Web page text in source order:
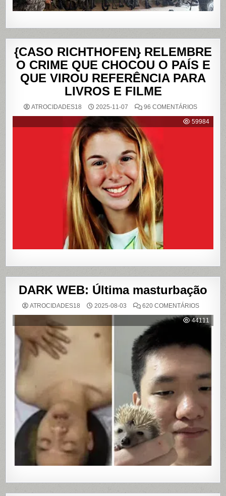
{CASO RICHTHOFEN} RELEMBRE
O CRIME QUE CHOCOU O PAÍS E
QUE VIROU REFERÊNCIA PARA
LIVROS E FILME
ATROCIDADES18 2025-11-07 96 COMENTÁRIOSEM
59984
DARK WEB: Última masturbação
ATROCIDADES18 2025-08-03 620 COMENTÁRIOSEM
WEB:
ÚLTIMA
44111